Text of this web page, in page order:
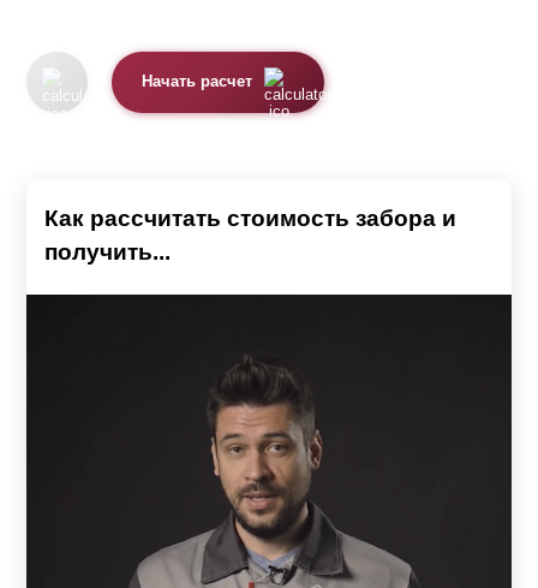
Начать расчет
Как рассчитать стоимость забора и
получить...